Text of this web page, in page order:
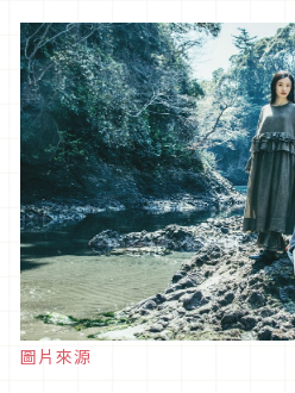
圖片來源